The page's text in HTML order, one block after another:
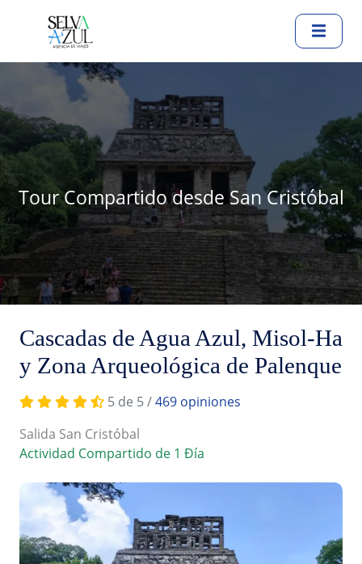
Tour Compartido desde San Cristóbal
Cascadas de Agua Azul, Misol-Ha
y Zona Arqueológica de Palenque
5 de 5 /469 opiniones
Salida San Cristóbal
Actividad Compartido de 1 Ðía